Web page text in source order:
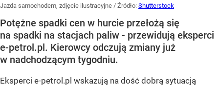
Jazda samochodem, zdjęcie ilustracyjne / Źródło: Shutterstock
Potężne spadki cen w hurcie przełożą się
na spadki na stacjach paliw - przewidują eksperci
e-petrol.pl. Kierowcy odczują zmiany już
w nadchodzącym tygodniu.
Eksperci e-petrol.pl wskazują na dość dobrą sytuacją